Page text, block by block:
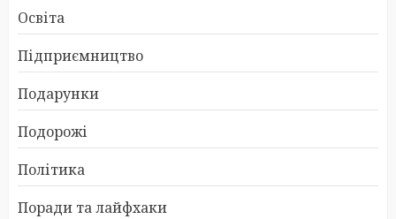
Освіта
Підприємництво
Подарунки
Подорожі
Політика
Поради та лайфхаки